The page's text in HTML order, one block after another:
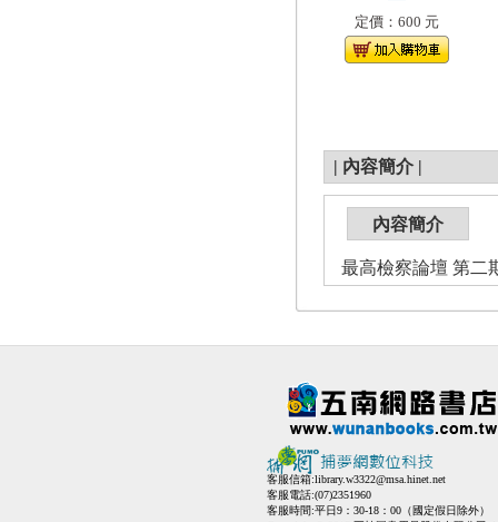
定價：600 元
| 內容簡介 |
內容簡介
最高檢察論壇 第二
客服信箱:library.w3322@msa.hinet.net
客服電話:(07)2351960
客服時間:平日9：30-18：00（國定假日除外）